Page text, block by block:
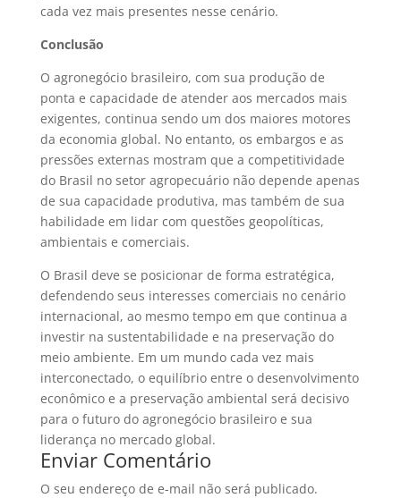
cada vez mais presentes nesse cenário.
Conclusão
O agronegócio brasileiro, com sua produção de
ponta e capacidade de atender aos mercados mais
exigentes, continua sendo um dos maiores motores
da economia global. No entanto, os embargos e as
pressões externas mostram que a competitividade
do Brasil no setor agropecuário não depende apenas
de sua capacidade produtiva, mas também de sua
habilidade em lidar com questões geopolíticas,
ambientais e comerciais.
O Brasil deve se posicionar de forma estratégica,
defendendo seus interesses comerciais no cenário
internacional, ao mesmo tempo em que continua a
investir na sustentabilidade e na preservação do
meio ambiente. Em um mundo cada vez mais
interconectado, o equilíbrio entre o desenvolvimento
econômico e a preservação ambiental será decisivo
para o futuro do agronegócio brasileiro e sua
liderança no mercado global.
Enviar Comentário
O seu endereço de e-mail não será publicado.